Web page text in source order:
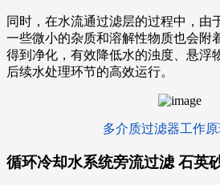
同时，在水流通过滤层的过程中，由
一些微小的杂质和溶解性物质也会附
得到净化，有效降低水的浊度、悬浮
后续水处理环节的高效运行。
多介质过滤器工作
循环冷却水系统旁流过滤 石英